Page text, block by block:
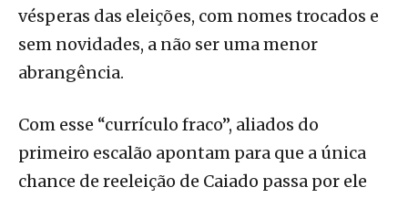
vésperas das eleições, com nomes trocados e
sem novidades, a não ser uma menor
abrangência.
Com esse “currículo fraco”, aliados do
primeiro escalão apontam para que a única
chance de reeleição de Caiado passa por ele